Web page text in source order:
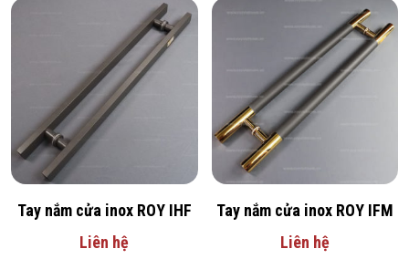
Tay nắm cửa inox ROY IHF
Liên hệ
Tay nắm cửa inox ROY IFM
Liên hệ